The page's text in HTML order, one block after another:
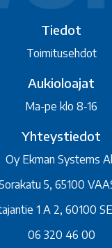
Tiedot
Toimitusehdot
Aukioloajat
Ma-pe klo 8-16
Yhteystiedot
Oy Ekman Systems
5, 65100
1 A 2, 60100
06 320 46 00